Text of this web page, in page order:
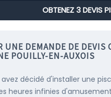
OBTENEZ 3 DEVIS
UNE DEMANDE DE
POUILLY-EN-AUXOIS
avez décidé d'installer une
heures infinies